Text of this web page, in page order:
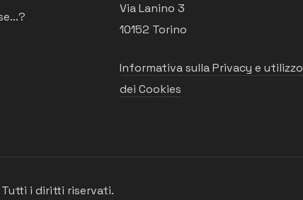
Via Lanino 3
10152 Torino
Informativa sulla Privacy e utilizzo
dei Cookies
Tutti i diritti riservati.